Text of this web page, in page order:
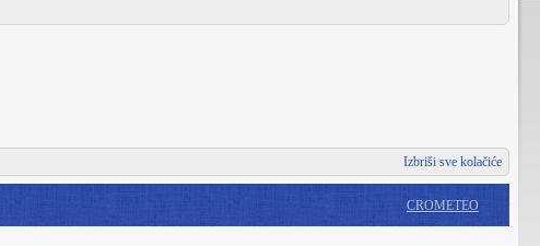
Izbriši sve kolačiće
CROMETEO